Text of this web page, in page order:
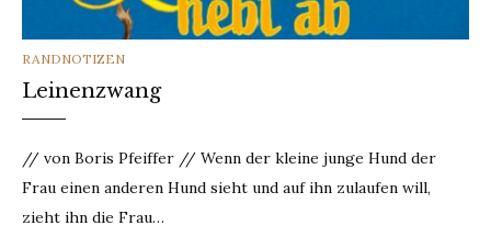
CATEGORIES
RANDNOTIZEN
Leinenzwang
// von Boris Pfeiffer // Wenn der kleine junge Hund der
Frau einen anderen Hund sieht und auf ihn zulaufen will,
zieht ihn die Frau…